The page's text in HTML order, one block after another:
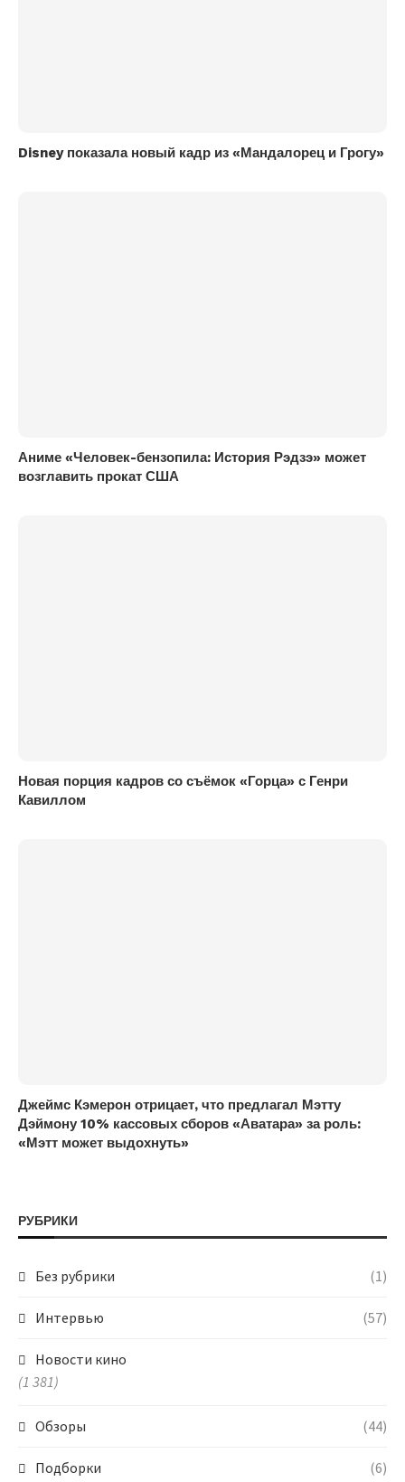
Disney показала новый кадр из «Мандалорец и Грогу»
Аниме «Человек-бензопила: История Рэдзэ» может
возглавить прокат США
Новая порция кадров со съёмок «Горца» с Генри
Кавиллом
Джеймс Кэмерон отрицает, что предлагал Мэтту
Дэймону 10% кассовых сборов «Аватара» за роль:
«Мэтт может выдохнуть»
РУБРИКИ
Без рубрики (1)
Интервью (57)
Новости кино
(1 381)
Обзоры (44)
Подборки (6)